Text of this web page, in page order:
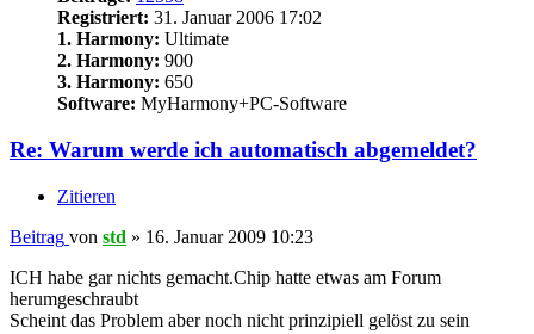
Registriert: 31. Januar 2006 17:02
1. Harmony: Ultimate
2. Harmony: 900
3. Harmony: 650
Software: MyHarmony+PC-Software
Re: Warum werde ich automatisch abgemeldet?
Zitieren
Beitrag von std » 16. Januar 2009 10:23
ICH habe gar nichts gemacht.Chip hatte etwas am Forum
herumgeschraubt
Scheint das Problem aber noch nicht prinzipiell gelöst zu sein